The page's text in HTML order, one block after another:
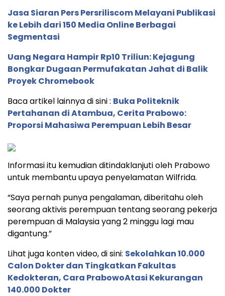
Jasa Siaran Pers Persriliscom Melayani Publikasi
ke Lebih dari 150 Media Online Berbagai
Segmentasi
Uang Negara Hampir Rp10 Triliun: Kejagung
Bongkar Dugaan Permufakatan Jahat di Balik
Proyek Chromebook
Baca artikel lainnya di sini : Buka Politeknik
Pertahanan di Atambua, Cerita Prabowo:
Proporsi Mahasiwa Perempuan Lebih Besar
Informasi itu kemudian ditindaklanjuti oleh Prabowo
untuk membantu upaya penyelamatan Wilfrida.
“Saya pernah punya pengalaman, diberitahu oleh
seorang aktivis perempuan tentang seorang pekerja
perempuan di Malaysia yang 2 minggu lagi mau
digantung.”
Lihat juga konten video, di sini: Sekolahkan 10.000
Calon Dokter dan Tingkatkan Fakultas
Kedokteran, Cara PrabowoAtasi Kekurangan
140.000 Dokter